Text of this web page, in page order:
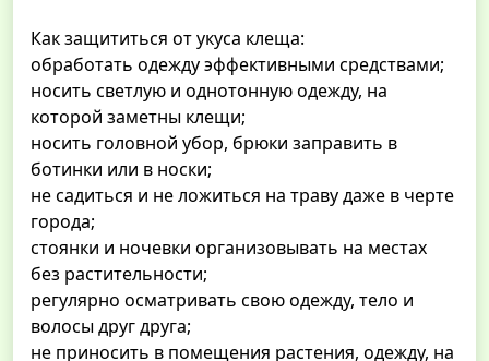
Как защититься от укуса клеща:
обработать одежду эффективными средствами;
носить светлую и однотонную одежду, на
которой заметны клещи;
носить головной убор, брюки заправить в
ботинки или в носки;
не садиться и не ложиться на траву даже в черте
города;
стоянки и ночевки организовывать на местах
без растительности;
регулярно осматривать свою одежду, тело и
волосы друг друга;
не приносить в помещения растения, одежду, на